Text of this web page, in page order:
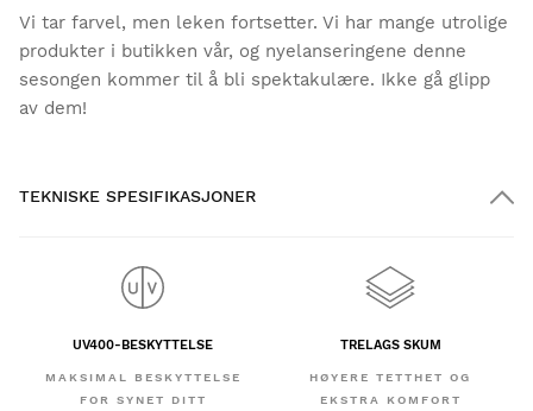
Vi tar farvel, men leken fortsetter. Vi har mange utrolige
produkter i butikken vår, og nyelanseringene denne
sesongen kommer til å bli spektakulære. Ikke gå glipp
av dem!
TEKNISKE SPESIFIKASJONER
UV400-BESKYTTELSE
MAKSIMAL BESKYTTELSE
FOR SYNET DITT
TRELAGS SKUM
HØYERE TETTHET OG
EKSTRA KOMFORT